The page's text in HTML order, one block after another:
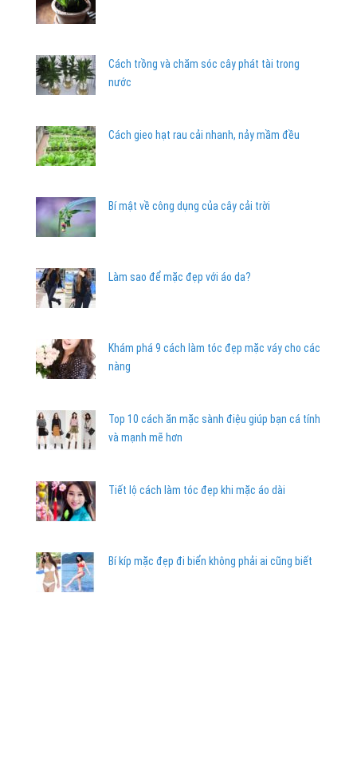
Cách trồng và chăm sóc cây phát tài trong
nước
Cách gieo hạt rau cải nhanh, nảy mầm đều
Bí mật về công dụng của cây cải trời
Làm sao để mặc đẹp với áo da?
Khám phá 9 cách làm tóc đẹp mặc váy cho các
nàng
Top 10 cách ăn mặc sành điệu giúp bạn cá tính
và mạnh mẽ hơn
Tiết lộ cách làm tóc đẹp khi mặc áo dài
Bí kíp mặc đẹp đi biển không phải ai cũng biết